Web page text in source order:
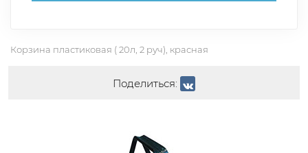
Корзина пластиковая ( 20л, 2 руч), красная
Поделиться: